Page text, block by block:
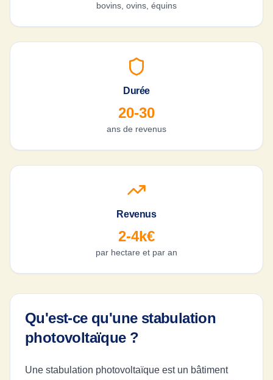
bovins, ovins, équins
Durée
20-30
ans de revenus
Revenus
2-4k€
par hectare et par an
Qu'est-ce qu'une stabulation
photovoltaïque ?
Une stabulation photovoltaïque est un bâtiment